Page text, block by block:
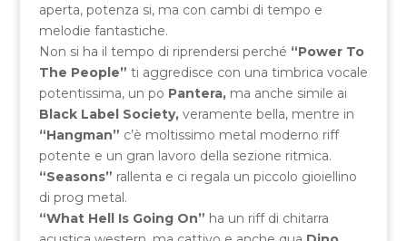
aperta, potenza si, ma con cambi di tempo e
melodie fantastiche.
Non si ha il tempo di riprendersi perché “Power To
The People” ti aggredisce con una timbrica vocale
potentissima, un po Pantera,ma anche simile ai
Black Label Society,veramente bella, mentre in
“Hangman” c’è moltissimo metal moderno riff
potente e un gran lavoro della sezione ritmica.
“Seasons” rallenta e ci regala un piccolo gioiellino
di prog metal.
“What Hell Is Going On” ha un riff di chitarra